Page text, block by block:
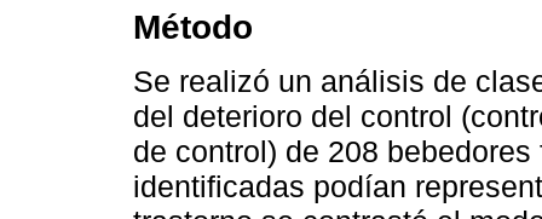
Método
Se realizó un análisis de
del deterioro del control
de control) de 208
identificadas podían